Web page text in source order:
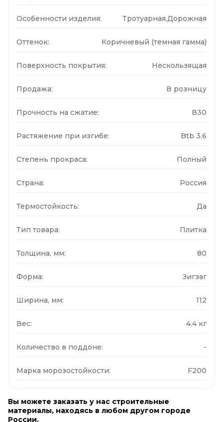
Особенности изделия: Тротуарная,Дорожная
Оттенок: Коричневый (темная гамма)
Поверхность покрытия: Нескользящая
Продажа: В розницу
Прочность на сжатие: В30
Растяжение при изгибе: Btb 3.6
Степень прокраса: Полный
Страна: Россия
Термостойкость: Да
Тип товара: Плитка
Толщина, мм: 80
Форма: Зигзаг
Ширина, мм: 112
Вес: 4.4 кг
Количество в поддоне: -
Марка морозостойкости: F200
Вы можете заказать у нас строительные
материалы, находясь в любом другом городе
России.